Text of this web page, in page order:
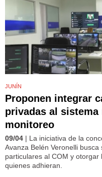
JUNÍN
Proponen integrar
privadas al
monitoreo
09/04 | La iniciativa de la
Avanza Belén Veronelli
particulares al COM y otorgar
quienes adhieran.